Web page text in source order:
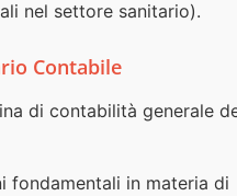
nel settore sanitario).
Contabile
di contabilità generale
fondamentali in materia di